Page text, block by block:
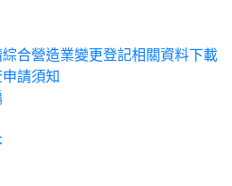
合營造業變更登記相關資料下載
請須知